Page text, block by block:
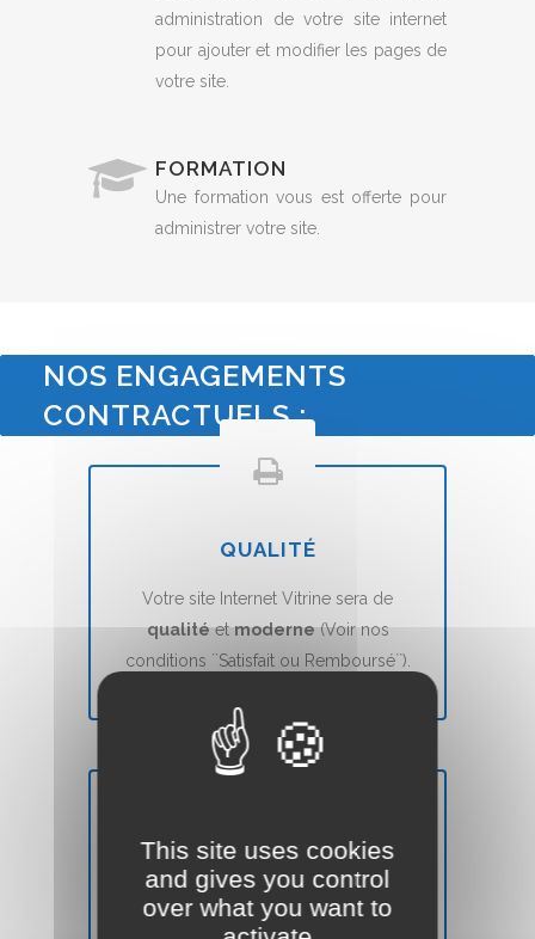
administration de votre site internet
pour ajouter et modifier les pages de
votre site.
FORMATION
Une formation vous est offerte pour
administrer votre site.
NOS ENGAGEMENTS
CONTRACTUELS :
QUALITÉ
Votre site Internet Vitrine sera de
qualitéetmoderne(Voir nos
conditions ``Satisfait ou Remboursé``).
DÉLAIS
Votre site Web Vitrine sera mis en ligne
7 jours(voir nos CGVs).
This site uses cookies
and gives you control
over what you want to